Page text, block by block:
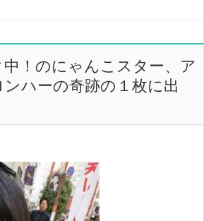
！のにゃんこスター、ア
ハーの奇跡の１枚に出